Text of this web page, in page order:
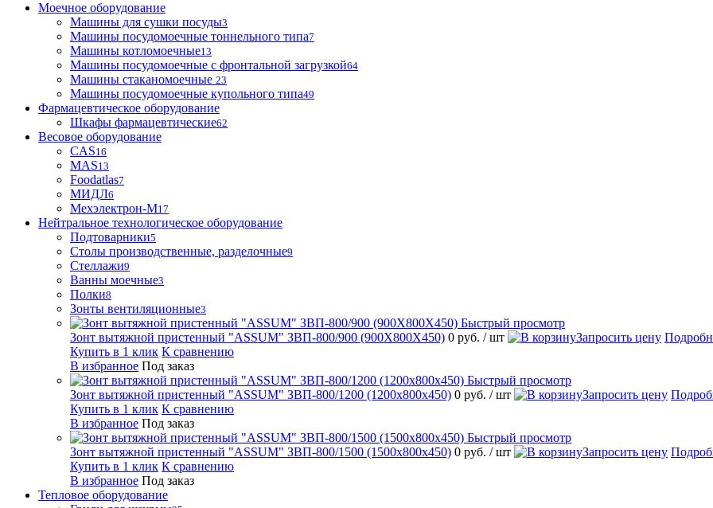
Моечное оборудование
Машины для сушки посуды3
Машины посудомоечные тоннельного типа7
Машины котломоечные13
Машины посудомоечные с фронтальной загрузкой64
Машины стаканомоечные 23
Машины посудомоечные купольного типа49
Фармацевтическое оборудование
Шкафы фармацевтические62
Весовое оборудование
CAS16
MAS13
Foodatlas7
МИДЛ6
Мехэлектрон-М17
Нейтральное технологическое оборудование
Подтоварники5
Столы производственные, разделочные9
Стеллажи9
Ванны моечные3
Полки8
Зонты вентиляционные3
Быстрый просмотр
Зонт вытяжной пристенный "ASSUM" ЗВП-800/900 (900Х800Х450) 0 руб. / шт Запросить цену
Купить в 1 клик К сравнению
В избранное Под заказ
Быстрый просмотр
Зонт вытяжной пристенный "ASSUM" ЗВП-800/1200 (1200х800х450) 0 руб. / шт Запросить цену
Купить в 1 клик К сравнению
В избранное Под заказ
Быстрый просмотр
Зонт вытяжной пристенный "ASSUM" ЗВП-800/1500 (1500х800х450) 0 руб. / шт Запросить цену
Купить в 1 клик К сравнению
В избранное Под заказ
Тепловое оборудование